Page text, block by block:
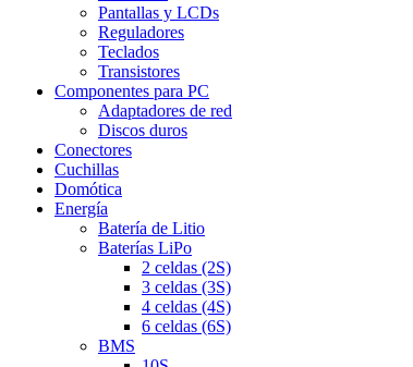
Pantallas y LCDs
Reguladores
Teclados
Transistores
Componentes para PC
Adaptadores de red
Discos duros
Conectores
Cuchillas
Domótica
Energía
Batería de Litio
Baterías LiPo
2 celdas (2S)
3 celdas (3S)
4 celdas (4S)
6 celdas (6S)
BMS